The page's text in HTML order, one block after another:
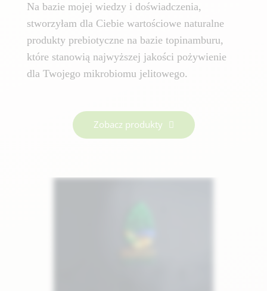
Na bazie mojej wiedzy i doświadczenia,
stworzyłam dla Ciebie wartościowe naturalne
produkty prebiotyczne na bazie topinamburu,
które stanowią najwyższej jakości pożywienie
dla Twojego mikrobiomu jelitowego.
Zobacz produkty